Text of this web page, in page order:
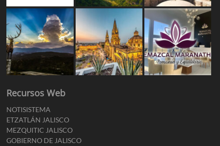
Recursos Web
NOTISISTEMA
ETZATLÁN JALISCO
MEZQUITIC JALISCO
GOBIERNO DE JALISCO